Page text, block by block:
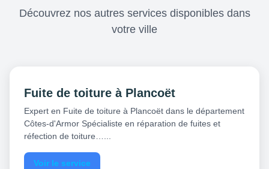
Découvrez nos autres services disponibles dans
votre ville
Fuite de toiture à Plancoët
Expert en Fuite de toiture à Plancoët dans le département
Côtes-d'Armor Spécialiste en réparation de fuites et
réfection de toiture…...
Voir le service